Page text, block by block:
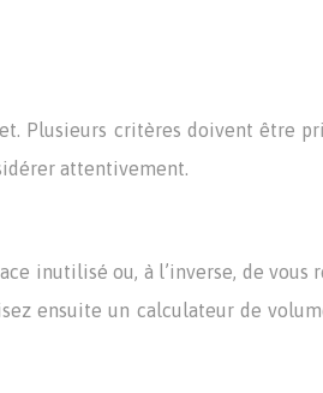
Plusieurs critères doivent être
attentivement.
inutilisé ou, à l’inverse, de vous
ensuite un calculateur de